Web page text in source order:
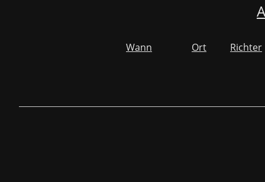
Wann Ort Richter